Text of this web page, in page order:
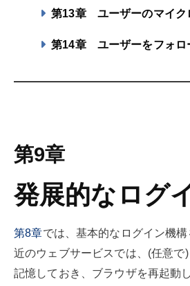
第13章 ユーザーのマイク
第14章 ユーザーをフォロ
第9章
発展的なログ
第8章では、基本的なログイン機
近のウェブサービスでは、(任意で
記憶しておき、ブラウザを再起動